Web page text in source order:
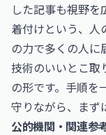
した記事も視野を
着付けという、人
の力で多くの人
技術のいいとこ取
の形です。手順を
守りながら、まず
公的機関・関連参